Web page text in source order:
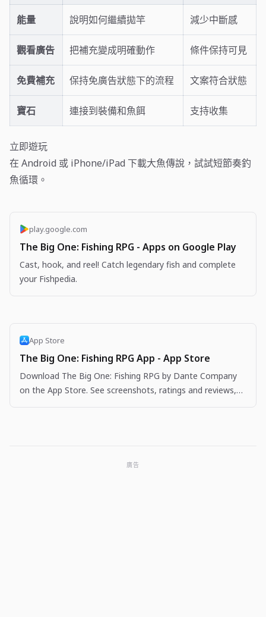
能量 說明如何繼續拋竿 減少中斷感
觀看廣告 把補充變成明確動作 條件保持可見
免費補充 保持免廣告狀態下的流程 文案符合狀態
寶石 連接到裝備和魚餌 支持收集
立即遊玩
在 Android 或 iPhone/iPad 下載大魚傳說，試試短節奏釣
魚循環。
play.google.com
The Big One: Fishing RPG - Apps on Google Play
Cast, hook, and reel! Catch legendary fish and complete
your Fishpedia.
App Store
The Big One: Fishing RPG App - App Store
Download The Big One: Fishing RPG by Dante Company
on the App Store. See screenshots, ratings and reviews,
廣告